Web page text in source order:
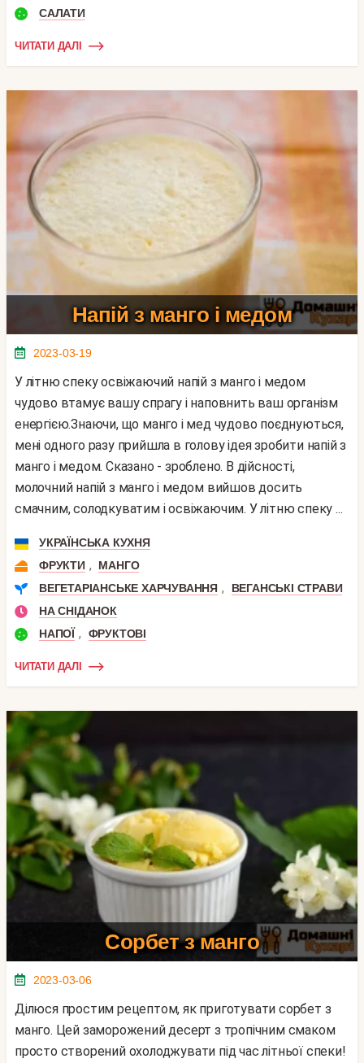
САЛАТИ
ЧИТАТИ ДАЛІ
Напій з манго і медом
2023-03-19
У літню спеку освіжаючий напій з манго і медом
чудово втамує вашу спрагу і наповнить ваш організм
енергією.Знаючи, що манго і мед чудово поєднуються,
мені одного разу прийшла в голову ідея зробити напій з
манго і медом. Сказано - зроблено. В дійсності,
молочний напій з манго і медом вийшов досить
смачним, солодкуватим і освіжаючим. У літню спеку ...
УКРАЇНСЬКА КУХНЯ
ФРУКТИ ,
МАНГО
ВЕГЕТАРІАНСЬКЕ ХАРЧУВАННЯ ,
ВЕГАНСЬКІ СТРАВИ
НА СНІДАНОК
НАПОЇ , ФРУКТОВІ
ЧИТАТИ ДАЛІ
Сорбет з манго
2023-03-06
Ділюся простим рецептом, як приготувати сорбет з
манго. Цей заморожений десерт з тропічним смаком
просто створений охолоджувати під час літньої спеки!